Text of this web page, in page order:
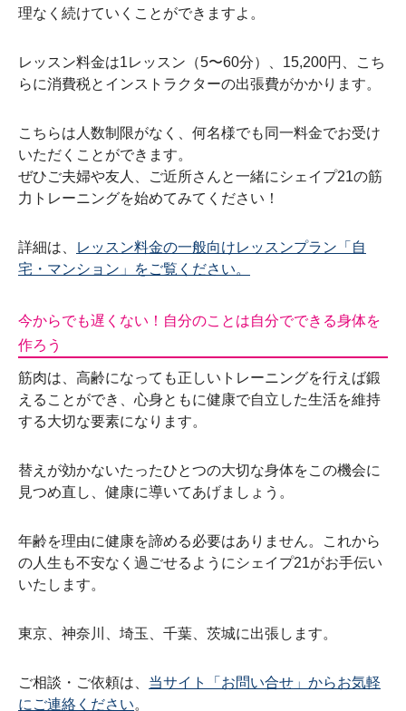
理なく続けていくことができますよ。
レッスン料金は1レッスン（5〜60分）、15,200円、こち
らに消費税とインストラクターの出張費がかかります。
こちらは人数制限がなく、何名様でも同一料金でお受け
いただくことができます。
ぜひご夫婦や友人、ご近所さんと一緒にシェイプ21の筋
力トレーニングを始めてみてください！
詳細は、
レッスン料金の一般向けレッスンプラン「自
宅・マンション」をご覧ください。
今からでも遅くない！自分のことは自分でできる身体を
作ろう
筋肉は、高齢になっても正しいトレーニングを行えば鍛
えることができ、心身ともに健康で自立した生活を維持
する大切な要素になります。
替えが効かないたったひとつの大切な身体をこの機会に
見つめ直し、健康に導いてあげましょう。
年齢を理由に健康を諦める必要はありません。これから
の人生も不安なく過ごせるようにシェイプ21がお手伝い
いたします。
東京、神奈川、埼玉、千葉、茨城に出張します。
ご相談・ご依頼は、 当サイト「お問い合せ」からお気軽
にご連絡ください。